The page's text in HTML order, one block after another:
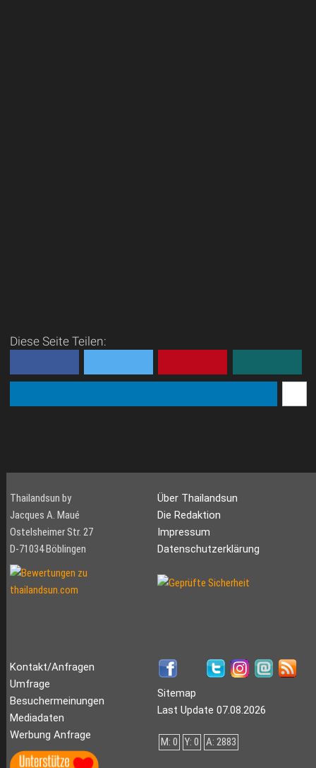
Diese Seite Teilen:
Thailandsun by
Jacques A. Maué
Ostelsheimer Str. 27
D-71034 Böblingen
Über Thailandsun
Die Redaktion
Impressum
Datenschutzerklärung
Kontakt/Anfragen
Umfrage
Besuchermeinungen
Mediadaten
Werbung Anfrage
Sitemap
Last Update 07.08.2026
M: 0 Y: 0 A: 2883